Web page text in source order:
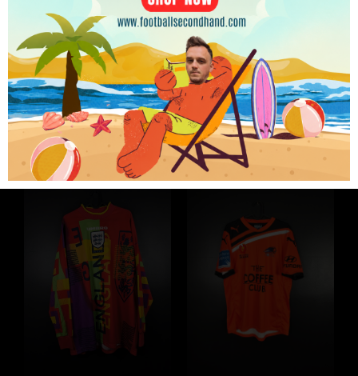
Najniższa cena w ciągu ostatnich 30 dni: 299.99zł
Brak w magazynie
Kategorie Koszulki,Koszulki piłkarskie,Koszulki
piłkarskie klubowe, LIGA ANGIELSKA
Podobne produkty